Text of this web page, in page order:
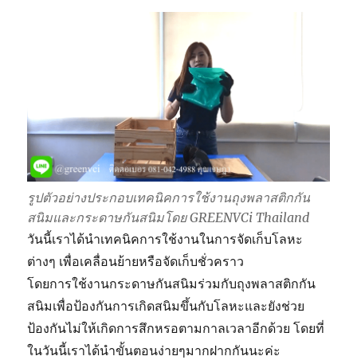
สนิม
รูปตัวอย่างประกอบเทคนิคการใช้งานถุงพลาสติกกัน
สนิมและกระดาษกันสนิมโดย GREENVCi Thailand
วันนี้เราได้นำเทคนิคการใช้งานในการจัดเก็บโลหะ
ต่างๆ เพื่อเคลื่อนย้ายหรือจัดเก็บชั่วคราว
โดยการใช้งานกระดาษกันสนิมร่วมกับถุงพลาสติกกัน
สนิมเพื่อป้องกันการเกิดสนิมขึ้นกับโลหะและยังช่วย
ป้องกันไม่ให้เกิดการสึกหรอตามกาลเวลาอีกด้วย โดยที่
ในวันนี้เราได้นำขั้นตอนง่ายๆมากฝากกันนะค่ะ